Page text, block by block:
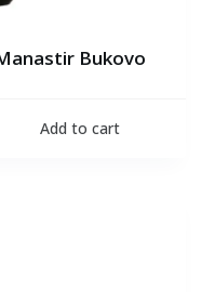
Bukovo
Add to cart